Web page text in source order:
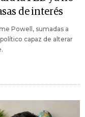
de interés
Powell, sumadas a
capaz de alterar